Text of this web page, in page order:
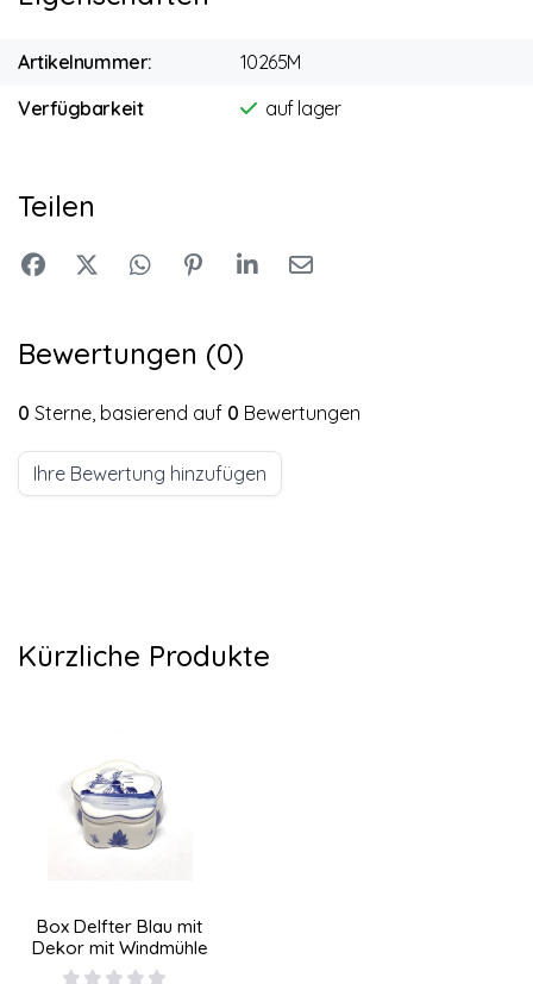
Artikelnummer:
10265M
Verfügbarkeit
auf lager
Teilen
Bewertungen (0)
0 Sterne, basierend auf 0 Bewertungen
Ihre Bewertung hinzufügen
Kürzliche Produkte
Box Delfter Blau mit
Dekor mit Windmühle